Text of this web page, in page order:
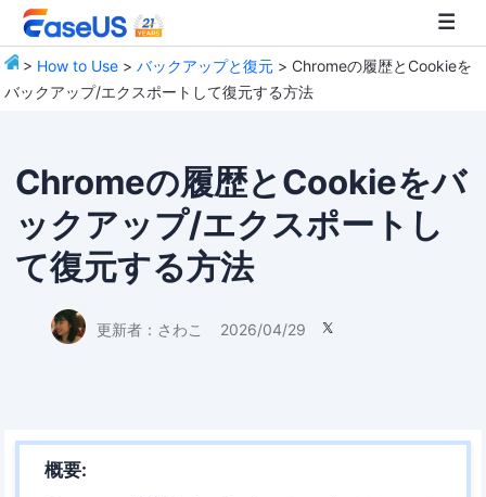
> How to Use >バックアップと復元 > Chromeの履歴とCookieを
バックアップ/エクスポートして復元する方法
Chromeの履歴とCookieをバ
ックアップ/エクスポートし
て復元する方法
更新者： さわこ 2026/04/29 
概要: